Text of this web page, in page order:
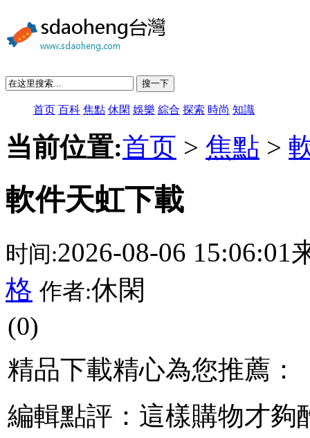
搜一下
首页 百科 焦點 休閑 娛樂 綜合 探索 時尚 知識
当前位置:首页 > 焦點 >
軟件天虹下載
时间:2026-08-06 15:06:01
格 作者:休閑
(0)
精品下載精心為您推薦：
編輯點評：這樣購物才夠